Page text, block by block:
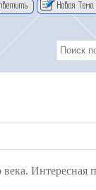
Интересная